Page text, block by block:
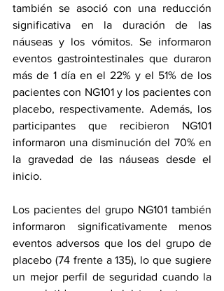
también se asoció con una reducción
significativa en la duración de las
náuseas y los vómitos. Se informaron
eventos gastrointestinales que duraron
más de 1 día en el 22% y el 51% de los
pacientes con NG101 y los pacientes con
placebo, respectivamente. Además, los
participantes que recibieron NG101
informaron una disminución del 70% en
la gravedad de las náuseas desde el
inicio.
Los pacientes del grupo NG101 también
informaron significativamente menos
eventos adversos que los del grupo de
placebo (74 frente a 135), lo que sugiere
un mejor perfil de seguridad cuando la